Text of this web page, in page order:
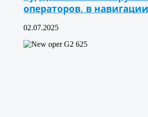
операторов, в
02.07.2025